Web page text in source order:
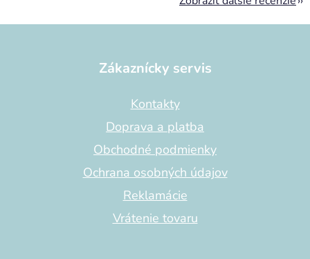
Zákaznícky servis
Kontakty
Doprava a platba
Obchodné podmienky
Ochrana osobných údajov
Reklamácie
Vrátenie tovaru